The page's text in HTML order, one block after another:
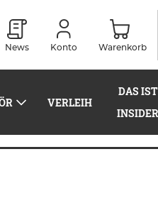
News Konto Warenkorb
VERLEIH
DAS IST
INSIDER